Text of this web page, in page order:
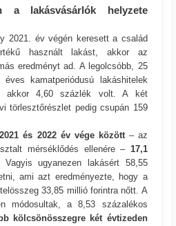
a lakásvásárlók helyzete
2021. év végén keresett a család
használt lakást, akkor az
eredményt ad. A legolcsóbb, 25
kamatperiódusú lakáshitelek
akkor 4,60 százlék volt. A két
törlesztőrészlet pedig csupán 159
és 2022 év vége között– az
mérséklődés ellenére – 17,1
Vagyis ugyanezen lakásért 58,55
ami azt eredményezte, hogy a
33,85 millió forintra nőtt. A
módosultak, a 8,53 százalékos
kölcsönösszegre két évtizeden